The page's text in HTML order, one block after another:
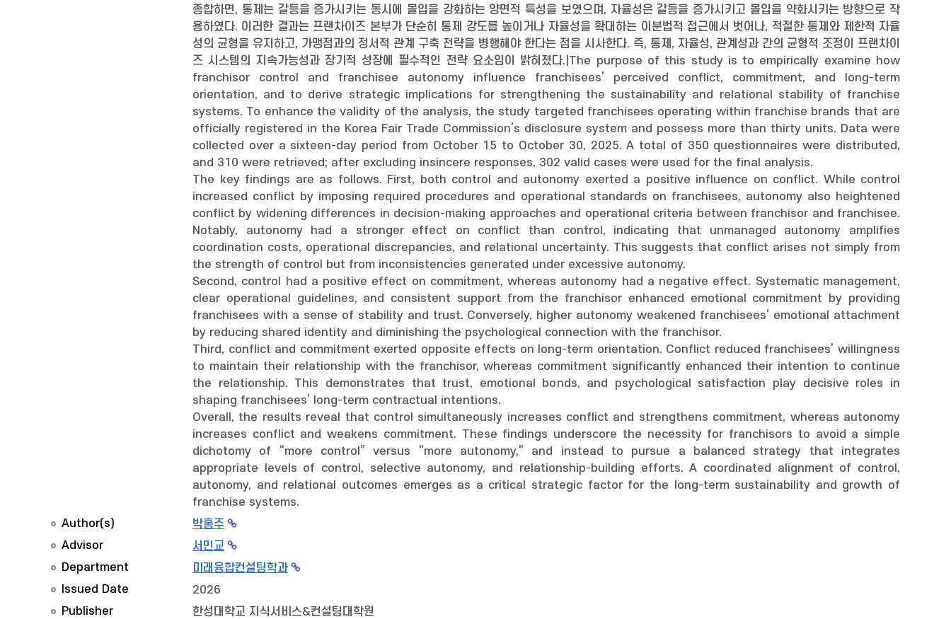
종합하면, 통제는 갈등을 증가시키는 동시에 몰입을 강화하는 양면적 특성을 보였으며, 자율성은 갈등을 증가시키고 몰입을 약화시키는 방향으로 작
용하였다. 이러한 결과는 프랜차이즈 본부가 단순히 통제 강도를 높이거나 자율성을 확대하는 이분법적 접근에서 벗어나, 적절한 통제와 제한적 자율
성의 균형을 유지하고, 가맹점과의 정서적 관계 구축 전략을 병행해야 한다는 점을 시사한다. 즉, 통제, 자율성, 관계성과 간의 균형적 조정이 프랜차이
즈 시스템의 지속가능성과 장기적 성장에 필수적인 전략 요소임이 밝혀졌다.|The purpose of this study is to empirically examine how
franchisor control and franchisee autonomy influence franchisees’ perceived conflict, commitment, and long-term
orientation, and to derive strategic implications for strengthening the sustainability and relational stability of franchise
systems. To enhance the validity of the analysis, the study targeted franchisees operating within franchise brands that are
officially registered in the Korea Fair Trade Commission’s disclosure system and possess more than thirty units. Data were
collected over a sixteen-day period from October 15 to October 30, 2025. A total of 350 questionnaires were distributed,
and 310 were retrieved; after excluding insincere responses, 302 valid cases were used for the final analysis.
The key findings are as follows. First, both control and autonomy exerted a positive influence on conflict. While control
increased conflict by imposing required procedures and operational standards on franchisees, autonomy also heightened
conflict by widening differences in decision-making approaches and operational criteria between franchisor and franchisee.
Notably, autonomy had a stronger effect on conflict than control, indicating that unmanaged autonomy amplifies
coordination costs, operational discrepancies, and relational uncertainty. This suggests that conflict arises not simply from
the strength of control but from inconsistencies generated under excessive autonomy.
Second, control had a positive effect on commitment, whereas autonomy had a negative effect. Systematic management,
clear operational guidelines, and consistent support from the franchisor enhanced emotional commitment by providing
franchisees with a sense of stability and trust. Conversely, higher autonomy weakened franchisees’ emotional attachment
by reducing shared identity and diminishing the psychological connection with the franchisor.
Third, conflict and commitment exerted opposite effects on long-term orientation. Conflict reduced franchisees’ willingness
to maintain their relationship with the franchisor, whereas commitment significantly enhanced their intention to continue
the relationship. This demonstrates that trust, emotional bonds, and psychological satisfaction play decisive roles in
shaping franchisees’ long-term contractual intentions.
Overall, the results reveal that control simultaneously increases conflict and strengthens commitment, whereas autonomy
increases conflict and weakens commitment. These findings underscore the necessity for franchisors to avoid a simple
dichotomy of “more control” versus “more autonomy,” and instead to pursue a balanced strategy that integrates
appropriate levels of control, selective autonomy, and relationship-building efforts. A coordinated alignment of control,
autonomy, and relational outcomes emerges as a critical strategic factor for the long-term sustainability and growth of
franchise systems.
Author(s)
박홍주
Advisor
서민교
Department
미래융합컨설팅학과
Issued Date
2026
Publisher
한성대학교 지식서비스&컨설팅대학원